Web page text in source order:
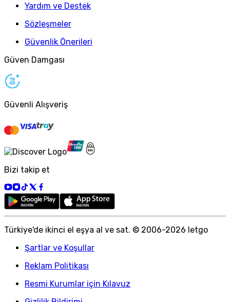
Yardım ve Destek
Sözleşmeler
Güvenlik Önerileri
Güven Damgası
Güvenli Alışveriş
Bizi takip et
Türkiye'de ikinci el eşya al ve sat. © 2006-2026 letgo
Şartlar ve Koşullar
Reklam Politikası
Resmi Kurumlar için Kılavuz